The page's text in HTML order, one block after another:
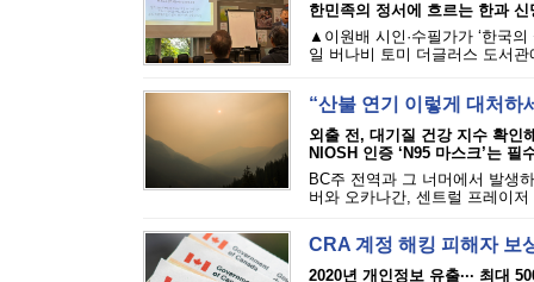
한민족의 정서에 흐르는 한과 신
▲이원배 시인·수필가가 ‘한국
일 버나비 토미 더글러스 도서관
“산불 연기 이렇게 대처하
외출 전, 대기질 건강 지수 확인
NIOSH 인증 ‘N95 마스크’는 필
BC주 전역과 그 너머에서 발생
버와 오카나간, 센트럴 프레이
CRA 계정 해킹 피해자 보
2020년 개인정보 유출··· 최대